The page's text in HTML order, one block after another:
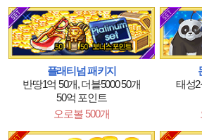
플래티넘 패키지
반땅1억 50개, 더블5000 50개
50억 포인트
오로볼 500개
태성2